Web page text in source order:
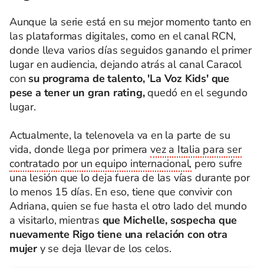
Aunque la serie está en su mejor momento tanto en
las plataformas digitales, como en el canal RCN,
donde lleva varios días seguidos ganando el primer
lugar en audiencia, dejando atrás al canal Caracol
con su programa de talento, 'La Voz Kids' que
pese a tener un gran rating,quedó en el segundo
lugar.
Actualmente, la telenovela va en la parte de su
vida, donde llega por primeravez a Italia para ser
contratado por un equipo internacional, pero sufre
una lesión que lo deja fuera de las vías durante por
lo menos 15 días. En eso, tiene que convivir con
Adriana, quien se fue hasta el otro lado del mundo
a visitarlo, mientras que Michelle, sospecha que
nuevamente Rigo tiene una relación con otra
mujer y se deja llevar de los celos.